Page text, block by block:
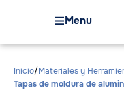
Menu
Inicio Materiales y
Tapas de moldura de